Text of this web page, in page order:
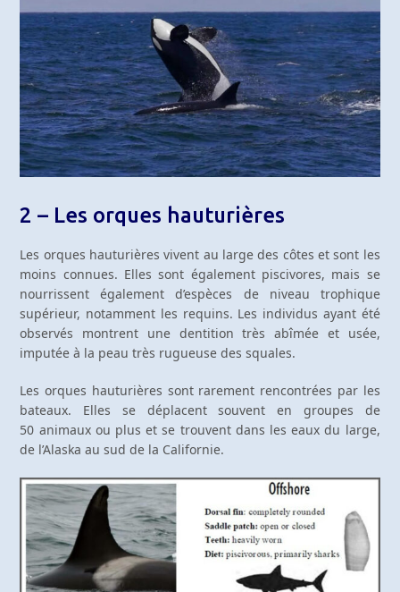
2 – Les orques hauturières
Les orques hauturières vivent au large des côtes et sont les
moins connues. Elles sont également piscivores, mais se
nourrissent également d’espèces de niveau trophique
supérieur, notamment les requins. Les individus ayant été
observés montrent une dentition très abîmée et usée,
imputée à la peau très rugueuse des squales.
Les orques hauturières sont rarement rencontrées par les
bateaux. Elles se déplacent souvent en groupes de
50 animaux ou plus et se trouvent dans les eaux du large,
de l’Alaska au sud de la Californie.